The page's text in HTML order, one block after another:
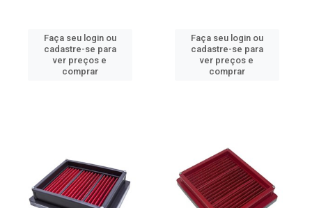
Faça seu login ou
cadastre-se para
ver preços e
comprar
Faça seu login ou
cadastre-se para
ver preços e
comprar